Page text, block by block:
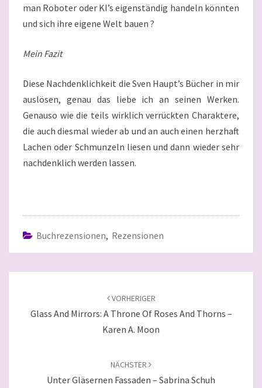
man Roboter oder KI’s eigenständig handeln könnten
und sich ihre eigene Welt bauen ?
Mein Fazit
Diese Nachdenklichkeit die Sven Haupt’s Bücher in mir
auslösen, genau das liebe ich an seinen Werken.
Genauso wie die teils wirklich verrückten Charaktere,
die auch diesmal wieder ab und an auch einen herzhaft
Lachen oder Schmunzeln liesen und dann wieder sehr
nachdenklich werden lassen.
Buchrezensionen, Rezensionen
VORHERIGER
Glass And Mirrors: A Throne Of Roses And Thorns –
Karen A. Moon
NÄCHSTER
Unter Gläsernen Fassaden – Sabrina Schuh